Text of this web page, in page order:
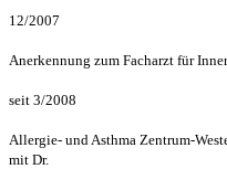
12/2007
Anerkennung zum Facharzt für
seit 3/2008
Allergie- und Asthma Zentrum-
mit Dr.